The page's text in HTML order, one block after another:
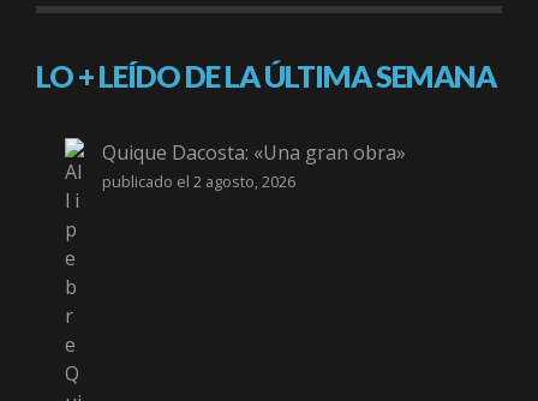
LO + LEÍDO DE LA ÚLTIMA SEMANA
Quique Dacosta: «Una gran obra»
publicado el 2 agosto, 2026